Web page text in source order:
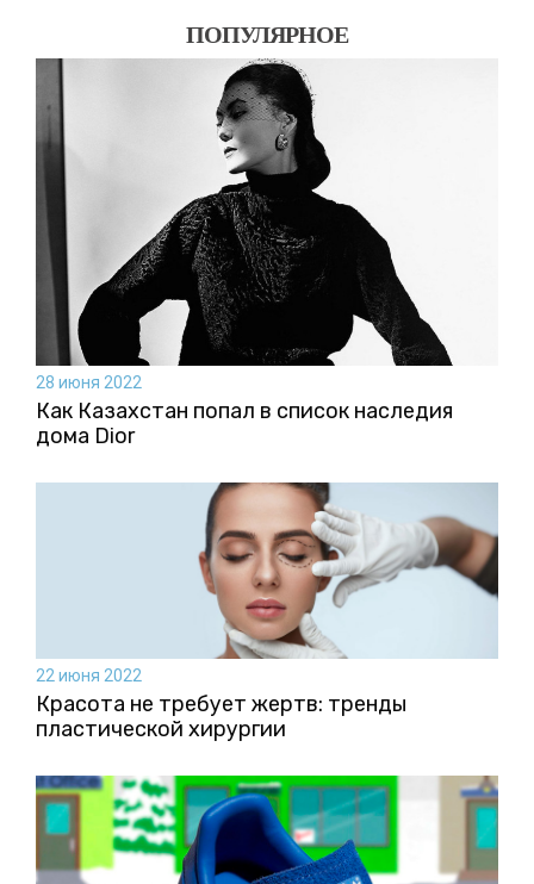
ПОПУЛЯРНОЕ
28 июня 2022
Как Казахстан попал в список наследия
дома Dior
22 июня 2022
Красота не требует жертв: тренды
пластической хирургии